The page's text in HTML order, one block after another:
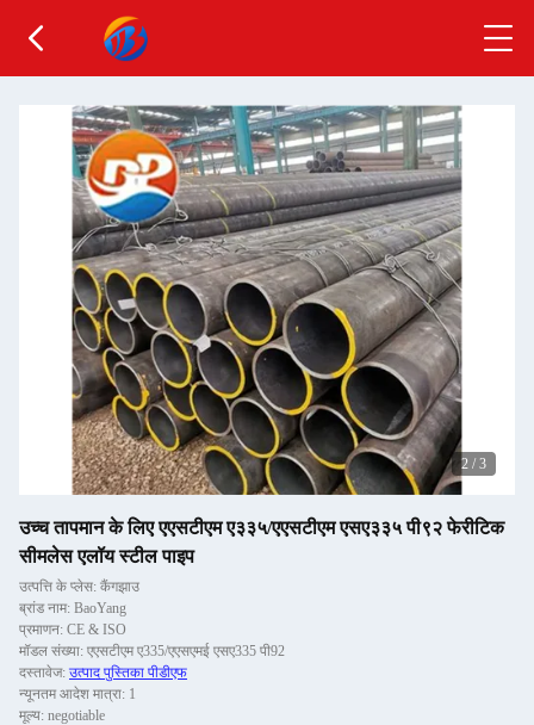
2 / 3
उच्च तापमान के लिए एएसटीएम ए३३५/एएसटीएम एसए३३५ पी९२ फेरीटिक
सीमलेस एलॉय स्टील पाइप
उत्पत्ति के प्लेस: कैंगझाउ
ब्रांड नाम: BaoYang
प्रमाणन: CE & ISO
मॉडल संख्या: एएसटीएम ए335/एएसएमई एसए335 पी92
दस्तावेज: उत्पाद पुस्तिका पीडीएफ
न्यूनतम आदेश मात्रा: 1
मूल्य: negotiable